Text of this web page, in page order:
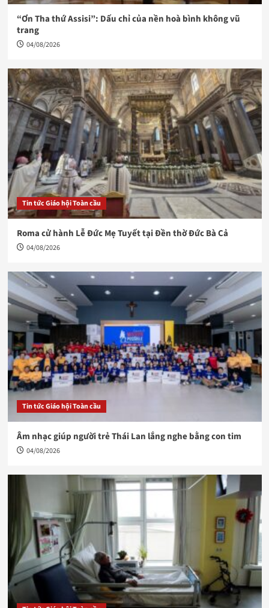
“Ơn Tha thứ Assisi”: Dấu chỉ của nền hoà bình không vũ
trang
04/08/2026
Tin tức Giáo hội Toàn cầu
Roma cử hành Lễ Đức Mẹ Tuyết tại Đền thờ Đức Bà Cả
04/08/2026
Tin tức Giáo hội Toàn cầu
Âm nhạc giúp người trẻ Thái Lan lắng nghe bằng con tim
04/08/2026